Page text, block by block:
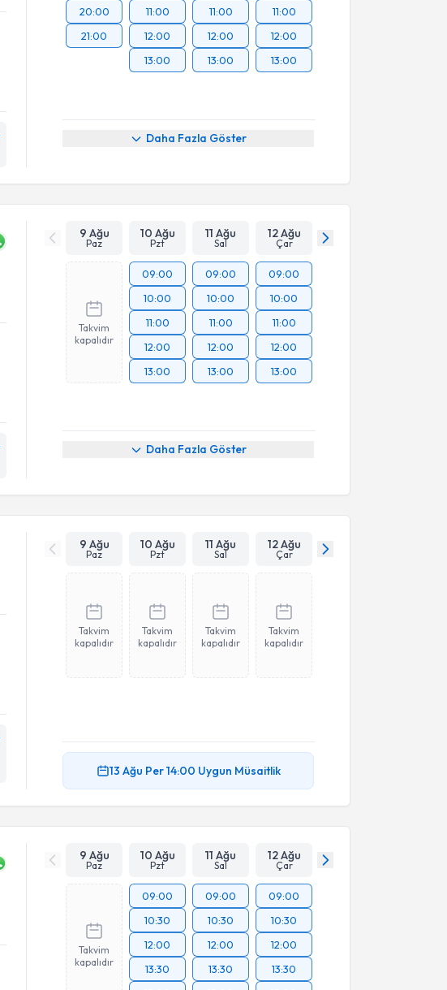
20:00
21:00
11:00
12:00
13:00
11:00
12:00
13:00
11:00
12:00
13:00
Daha Fazla Göster
9 Ağu
Paz
10 Ağu
Pzt
11 Ağu
Sal
12 Ağu
Çar
Takvim
kapalıdır
09:00
10:00
11:00
12:00
13:00
09:00
10:00
11:00
12:00
13:00
09:00
10:00
11:00
12:00
13:00
Daha Fazla Göster
9 Ağu
Paz
10 Ağu
Pzt
11 Ağu
Sal
12 Ağu
Çar
Takvim
kapalıdır
Takvim
kapalıdır
Takvim
kapalıdır
Takvim
kapalıdır
13 Ağu Per14:00 Uygun Müsaitlik
9 Ağu
Paz
10 Ağu
Pzt
11 Ağu
Sal
12 Ağu
Çar
Takvim
kapalıdır
09:00
10:30
12:00
13:30
09:00
10:30
12:00
13:30
09:00
10:30
12:00
13:30